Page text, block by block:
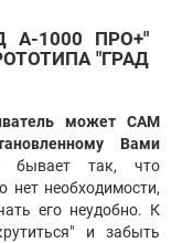
А-1000 ПРО+"
"ГРАД
может САМ
Вами
бывает так, что
нет необходимости,
его неудобно. К
и забыть